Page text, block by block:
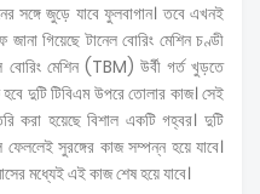
সঙ্গে জুড়ে যাবে ফুলবাগান। তবে এখনই
গিয়েছে টানেল বোরিং মেশিন চণ্ডী
বোরিং মেশিন (TBM) উর্বী গর্ত খুড়তে
দুটি টিবিএম উপরে তোলার কাজ। সেই
করা হয়েছে বিশাল একটি গহ্বর। দুটি
ফেললেই সুরঙ্গের কাজ সম্পন্ন হয়ে যাবে।
মধ্যেই এই কাজ শেষ হয়ে যাবে।